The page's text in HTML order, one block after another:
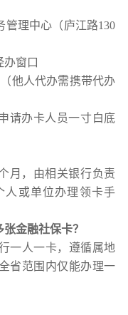
管理中心（庐江路130
办窗口
他人代办需携带代办
请办卡人员一寸白底
月，由相关银行负责
人或单位办理领卡手
金融社保卡？
一人一卡，遵循属地
省范围内仅能办理一